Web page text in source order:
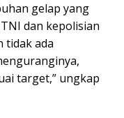
gelap yang
dan kepolisian
tidak ada
target,” ungkap